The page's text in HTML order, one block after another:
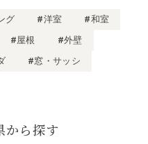
グ #洋室
#和室
#屋根
#外壁
#窓・サッシ
から探す